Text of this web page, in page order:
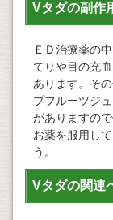
Vタダの副作
ＥＤ治療薬の
てりや目の充
あります。そ
プフルーツジ
がありますの
お薬を服用し
う。
Vタダの関連